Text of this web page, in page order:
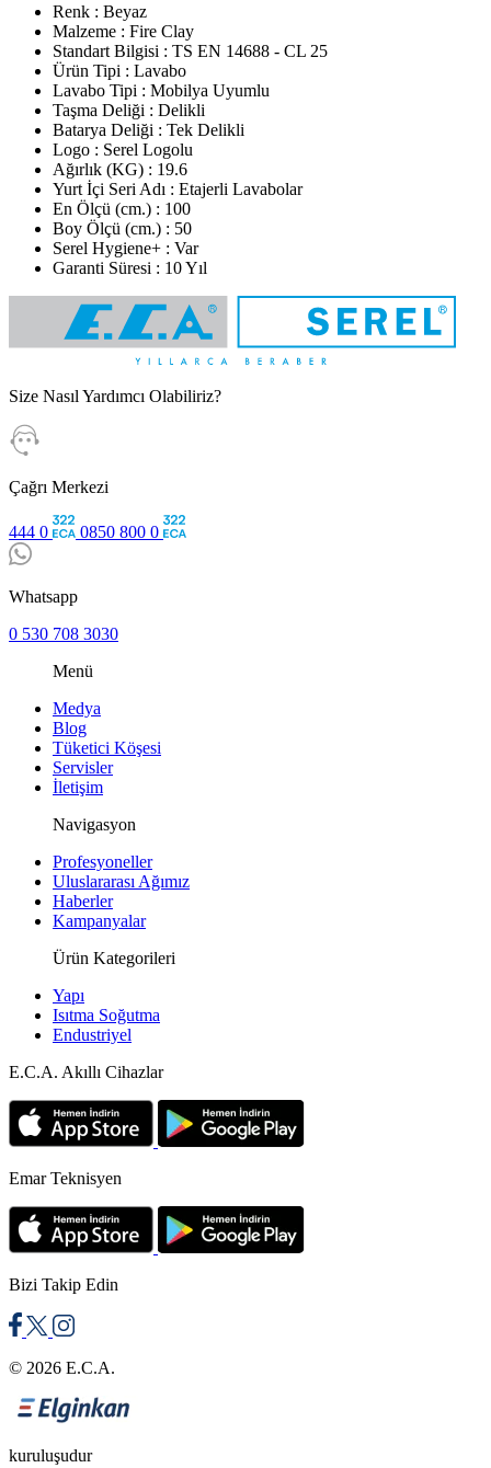
Renk : Beyaz
Malzeme : Fire Clay
Standart Bilgisi : TS EN 14688 - CL 25
Ürün Tipi : Lavabo
Lavabo Tipi : Mobilya Uyumlu
Taşma Deliği : Delikli
Batarya Deliği : Tek Delikli
Logo : Serel Logolu
Ağırlık (KG) : 19.6
Yurt İçi Seri Adı : Etajerli Lavabolar
En Ölçü (cm.) : 100
Boy Ölçü (cm.) : 50
Serel Hygiene+ : Var
Garanti Süresi : 10 Yıl
Size Nasıl Yardımcı Olabiliriz?
Çağrı Merkezi
444 0 0850 800 0
Whatsapp
0 530 708 3030
Menü
Medya
Blog
Tüketici Köşesi
Servisler
İletişim
Navigasyon
Profesyoneller
Uluslararası Ağımız
Haberler
Kampanyalar
Ürün Kategorileri
Yapı
Isıtma Soğutma
Endustriyel
E.C.A. Akıllı Cihazlar
Emar Teknisyen
Bizi Takip Edin
© 2026 E.C.A.
kuruluşudur